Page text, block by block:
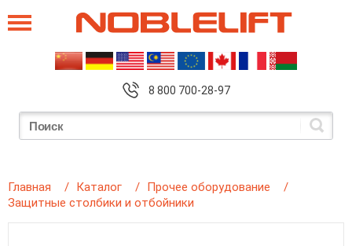
8 800 700-28-97
Главная Каталог
Прочее оборудование
Защитные столбики и отбойники